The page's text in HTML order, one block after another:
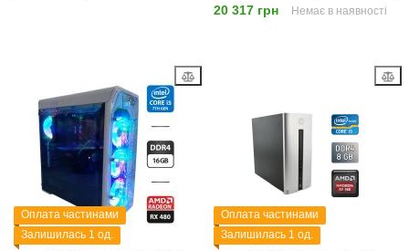
20 317 грн
Немає в наявності
Оплата частинами
Залишилась 1 од.
Оплата частинами
Залишилась 1 од.